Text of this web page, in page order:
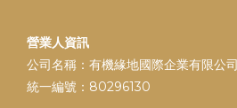
營業人資訊
公司名稱：有機緣地國際企業有限公司
統一編號：80296130